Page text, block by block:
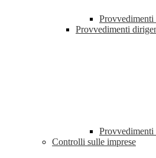
Provvedimenti
Controlli sulle imprese